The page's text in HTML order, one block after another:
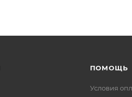
ПОМОЩЬ
Условия